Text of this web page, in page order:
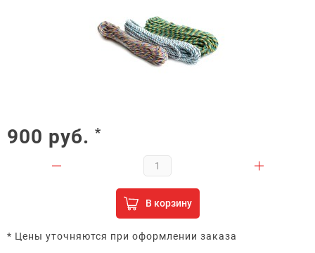
900 руб. *
В корзину
* Цены уточняются при оформлении заказа